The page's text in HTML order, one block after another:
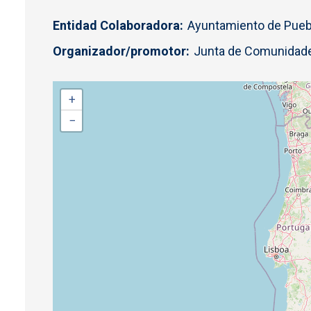
Entidad Colaboradora Ayuntamiento de
Organizador/promotor Junta de
+
−